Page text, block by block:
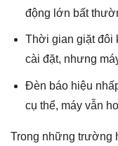
động lớn bất
Thời gian giặt đôi
cài đặt, nhưng
Đèn báo hiệu
cụ thể, máy vẫn
Trong những trường